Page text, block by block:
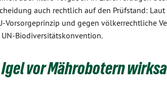
auch rechtlich auf den Prüfstand:
Vorsorgeprinzip und gegen völkerrechtliche
Biodiversitätskonvention.
vor Mährobotern